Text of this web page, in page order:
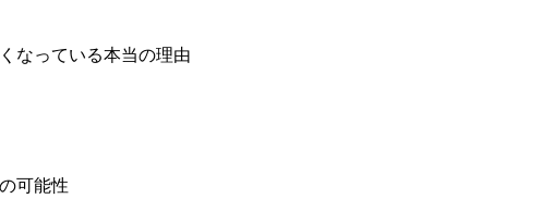
なっている本当の理由
可能性